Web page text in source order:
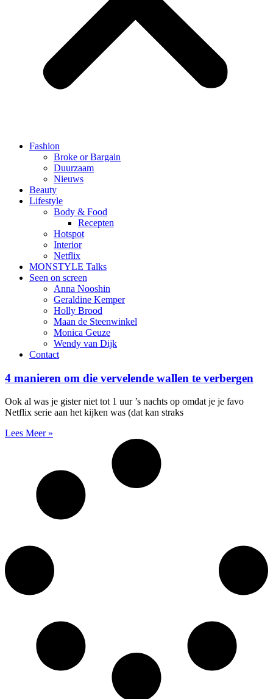
Fashion
Broke or Bargain
Duurzaam
Nieuws
Beauty
Lifestyle
Body & Food
Recepten
Hotspot
Interior
Netflix
MONSTYLE Talks
Seen on screen
Anna Nooshin
Geraldine Kemper
Holly Brood
Maan de Steenwinkel
Monica Geuze
Wendy van Dijk
Contact
4 manieren om die vervelende wallen te verbergen
Ook al was je gister niet tot 1 uur ’s nachts op omdat je je favo
Netflix serie aan het kijken was (dat kan straks
Lees Meer »